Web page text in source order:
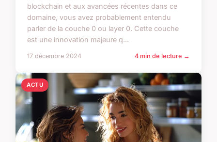
blockchain et aux avancées récentes dans ce
domaine, vous avez probablement entendu
parler de la couche 0 ou layer 0. Cette couche
est une innovation majeure q...
17 décembre 2024 4 min de lecture →
ACTU